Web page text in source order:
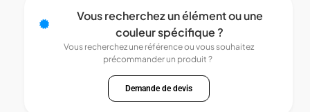
Vous recherchez un élément ou une
couleur spécifique ?
Vous recherchez une référence ou vous souhaitez
précommander un produit ?
Demande de devis